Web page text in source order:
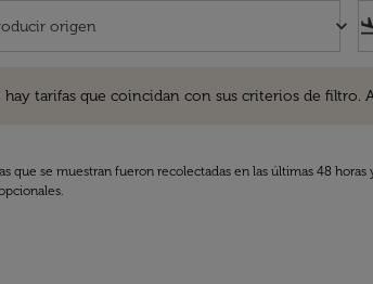
keyboard_arrow_down
hay tarifas que coincidan con sus criterios de filtro.
que se muestran fueron recolectadas en las últimas 48